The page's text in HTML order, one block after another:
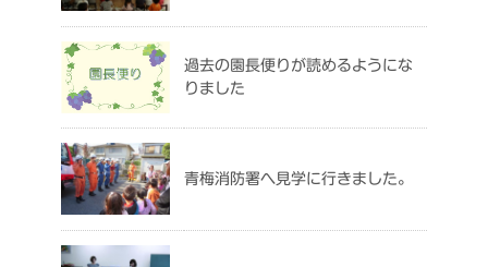
過去の園長便りが読めるようにな
りました
青梅消防署へ見学に行きました。